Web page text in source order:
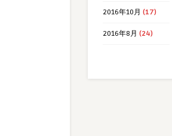
2016年10月 (17)
2016年8月 (24)